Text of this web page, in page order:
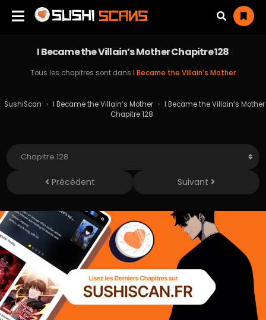
I Became the Villain’s Mother Chapitre 128
Tous les chapitres sont dans I Became the Villain’s Mother
SushiScan › I Became the Villain’s Mother › I Became the Villain’s Mother
Chapitre 128
Précédent Suivant